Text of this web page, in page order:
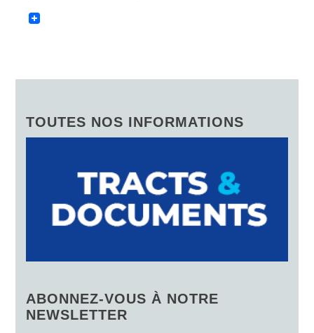
TOUTES NOS INFORMATIONS
ABONNEZ-VOUS À NOTRE
NEWSLETTER